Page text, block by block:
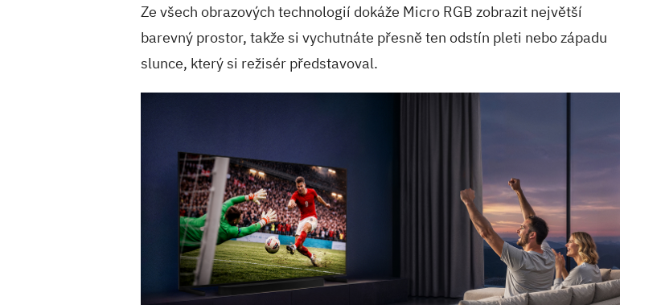
Ze všech obrazových technologií dokáže Micro RGB zobrazit největší
barevný prostor, takže si vychutnáte přesně ten odstín pleti nebo západu
slunce, který si režisér představoval.